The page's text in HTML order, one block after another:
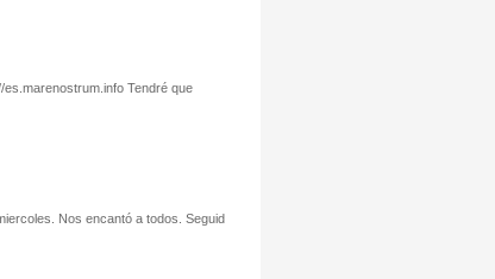
Tendré que
Nos encantó a todos. Seguid